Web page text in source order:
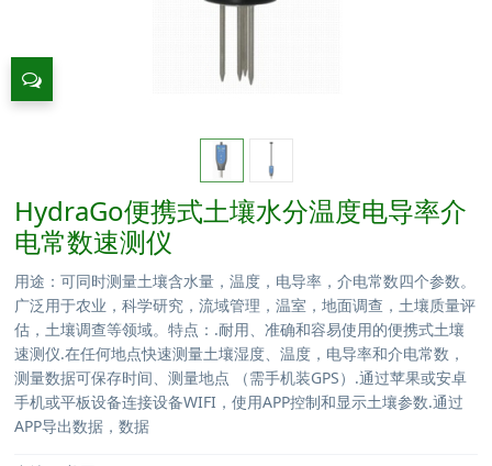
HydraGo便携式土壤水分温度电导率介
电常数速测仪
用途：可同时测量土壤含水量，温度，电导率，介电常数四个参数。
广泛用于农业，科学研究，流域管理，温室，地面调查，土壤质量评
估，土壤调查等领域。特点：.耐用、准确和容易使用的便携式土壤
速测仪.在任何地点快速测量土壤湿度、温度，电导率和介电常数，
测量数据可保存时间、测量地点 （需手机装GPS）.通过苹果或安卓
手机或平板设备连接设备WIFI，使用APP控制和显示土壤参数.通过
APP导出数据，数据